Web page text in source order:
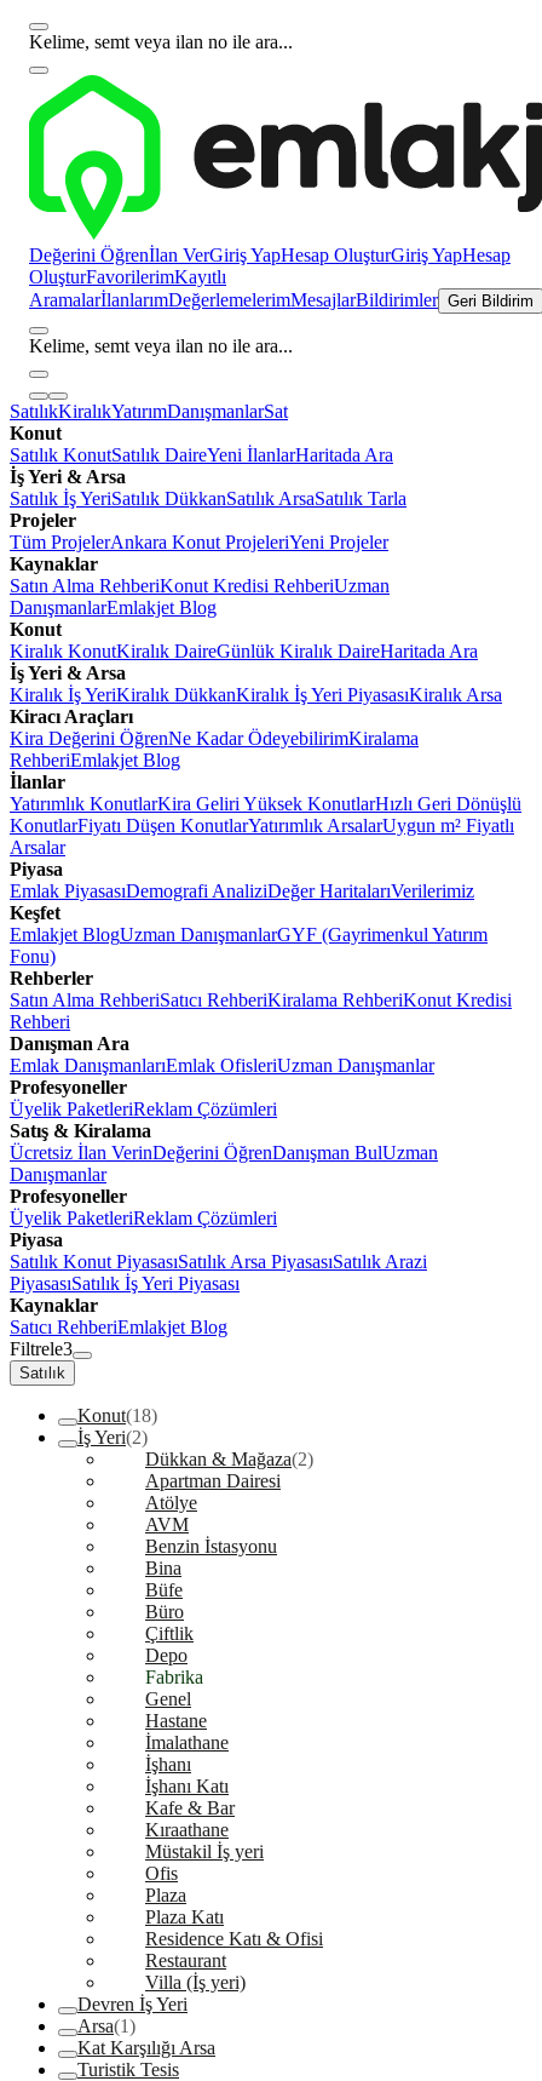
Kelime, semt veya ilan no ile ara...
Değerini Öğrenİlan VerGiriş YapHesap OluşturGiriş YapHesap
OluşturFavorilerimKayıtlı
AramalarİlanlarımDeğerlemelerimMesajlarBildirimler Geri Bildirim
Kelime, semt veya ilan no ile ara...
SatılıkKiralıkYatırımDanışmanlarSat
Konut
Satılık KonutSatılık DaireYeni İlanlarHaritada Ara
İş Yeri & Arsa
Satılık İş YeriSatılık DükkanSatılık ArsaSatılık Tarla
Projeler
Tüm ProjelerAnkara Konut ProjeleriYeni Projeler
Kaynaklar
Satın Alma RehberiKonut Kredisi RehberiUzman
DanışmanlarEmlakjet Blog
Konut
Kiralık KonutKiralık DaireGünlük Kiralık DaireHaritada Ara
İş Yeri & Arsa
Kiralık İş YeriKiralık DükkanKiralık İş Yeri PiyasasıKiralık Arsa
Kiracı Araçları
Kira Değerini ÖğrenNe Kadar ÖdeyebilirimKiralama
RehberiEmlakjet Blog
İlanlar
Yatırımlık KonutlarKira Geliri Yüksek KonutlarHızlı Geri Dönüşlü
KonutlarFiyatı Düşen KonutlarYatırımlık ArsalarUygun m² Fiyatlı
Arsalar
Piyasa
Emlak PiyasasıDemografi AnaliziDeğer HaritalarıVerilerimiz
Keşfet
Emlakjet BlogUzman DanışmanlarGYF (Gayrimenkul Yatırım
Fonu)
Rehberler
Satın Alma RehberiSatıcı RehberiKiralama RehberiKonut Kredisi
Rehberi
Danışman Ara
Emlak DanışmanlarıEmlak OfisleriUzman Danışmanlar
Profesyoneller
Üyelik PaketleriReklam Çözümleri
Satış & Kiralama
Ücretsiz İlan VerinDeğerini ÖğrenDanışman BulUzman
Danışmanlar
Profesyoneller
Üyelik PaketleriReklam Çözümleri
Piyasa
Satılık Konut PiyasasıSatılık Arsa PiyasasıSatılık Arazi
PiyasasıSatılık İş Yeri Piyasası
Kaynaklar
Satıcı RehberiEmlakjet Blog
Filtrele3
Satılık
Konut(18)
İş Yeri(2)
Dükkan & Mağaza(2)
Apartman Dairesi
Atölye
AVM
Benzin İstasyonu
Bina
Büfe
Büro
Çiftlik
Depo
Fabrika
Genel
Hastane
İmalathane
İşhanı
İşhanı Katı
Kafe & Bar
Kıraathane
Müstakil İş yeri
Ofis
Plaza
Plaza Katı
Residence Katı & Ofisi
Restaurant
Villa (İş yeri)
Devren İş Yeri
Arsa(1)
Kat Karşılığı Arsa
Turistik Tesis